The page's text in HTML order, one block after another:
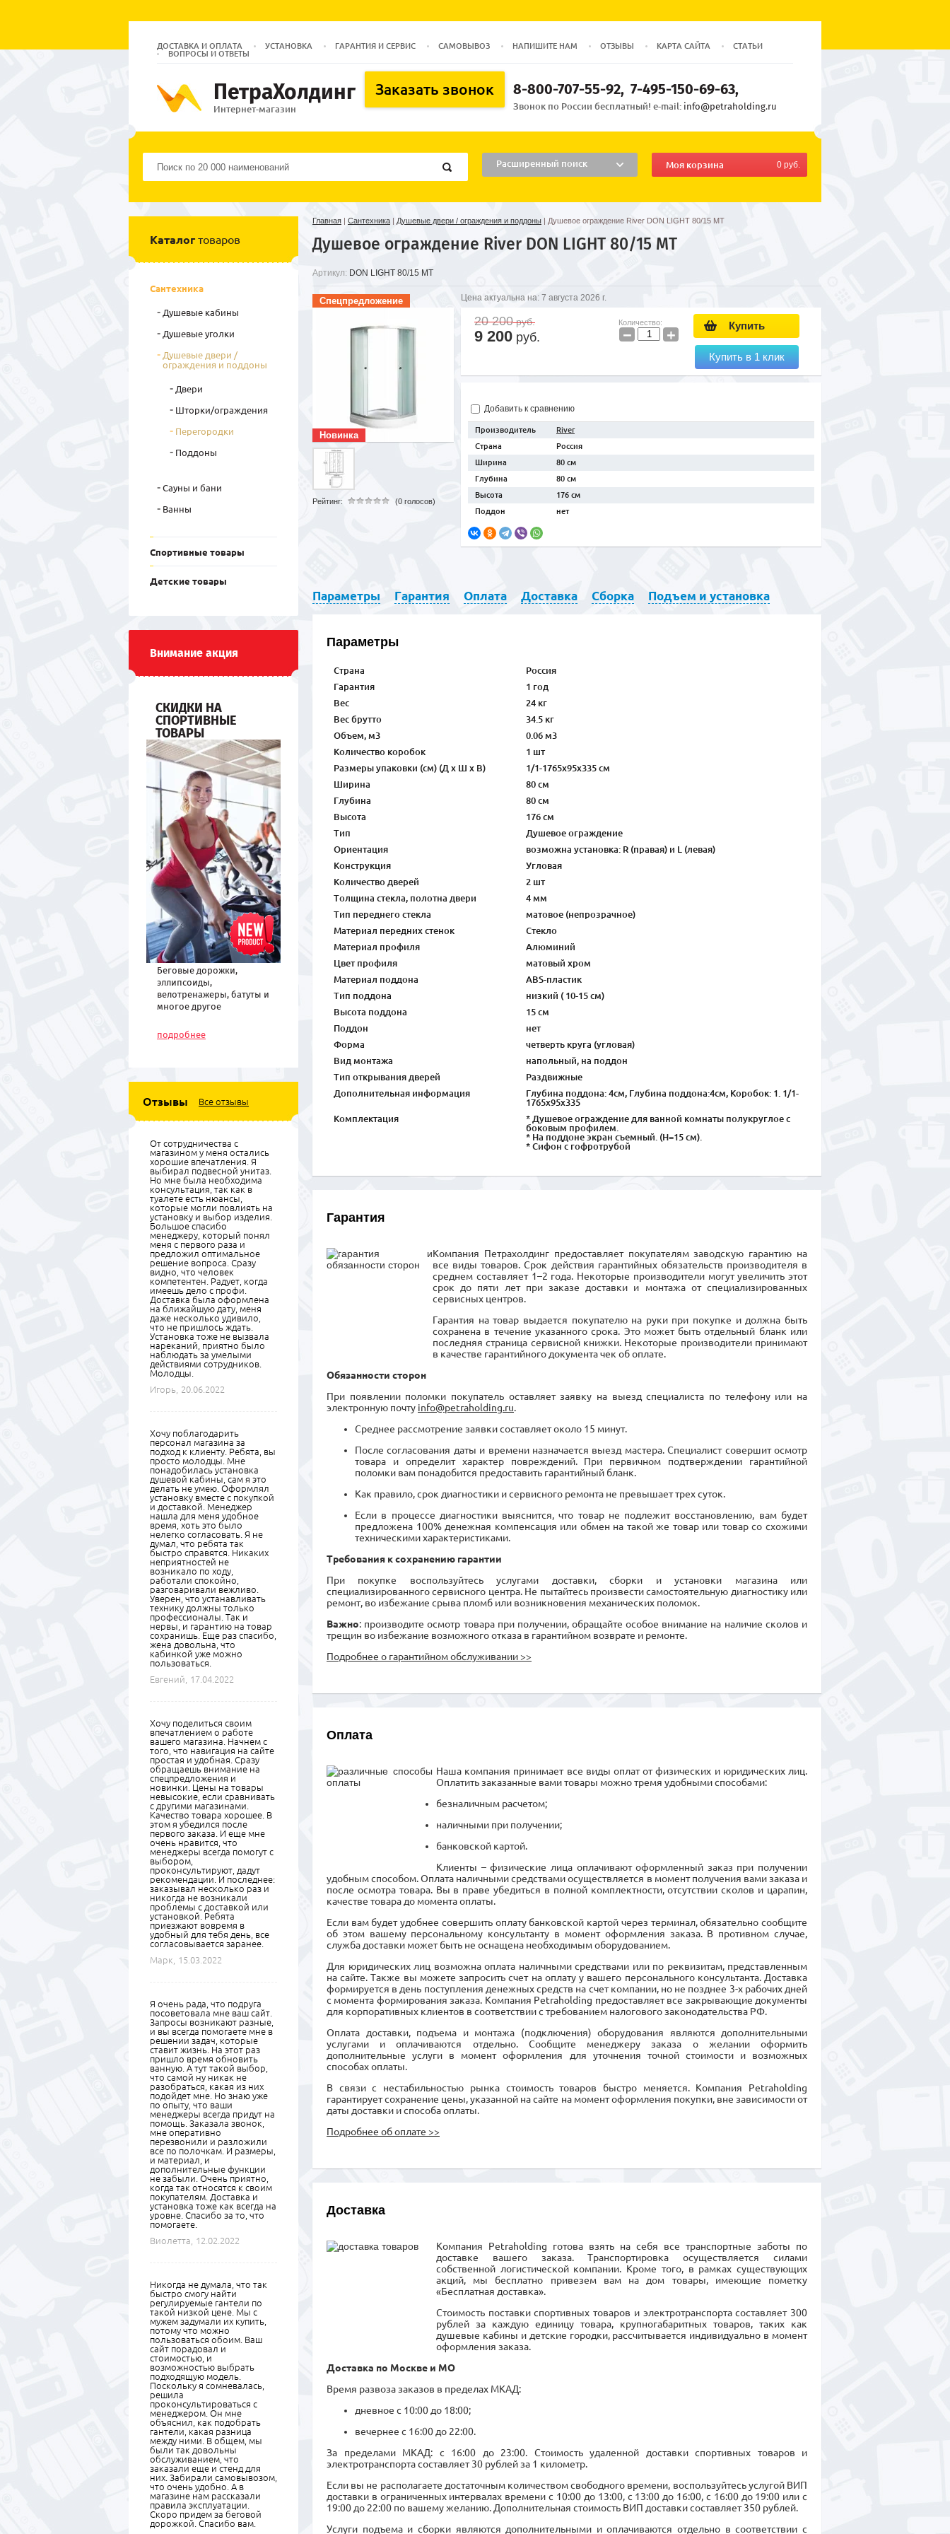
ДОСТАВКА И ОПЛАТА УСТАНОВКА ГАРАНТИЯ И СЕРВИС САМОВЫВОЗ НАПИШИТЕ НАМ ОТЗЫВЫ КАРТА САЙТА
СТАТЬИ
ВОПРОСЫ И ОТВЕТЫ
ПетраХолдинг
Интернет-магазин
Заказать звонок 8-800-707-55-92 7-495-150-69-63
Звонок по России бесплатный! e-mail: info@petraholding.ru
Расширенный поиск Моя корзина 0 руб.
Главная | Сантехника | Душевые двери / ограждения и поддоны | Душевое ограждение River DON LIGHT 80/15 МТ
Душевое ограждение River DON LIGHT 80/15 МТ
Артикул: DON LIGHT 80/15 МТ
Спецпредложение
Новинка
Рейтинг: (0 голосов)
Цена актуальна на: 7 августа 2026 г.
20 200руб.
9 200 руб.
Количество:
− + Купить
Купить в 1 клик
Добавить к сравнению
Производитель
River
Страна
Россия
Ширина
80 см
Глубина
80 см
Высота
176 см
Поддон
нет
Параметры Гарантия Оплата Доставка Сборка Подъем и установка
Параметры
Страна
Россия
Гарантия
1 год
Вес
24 кг
Вес брутто
34.5 кг
Объем, м3
0.06 м3
Количество коробок
1 шт
Размеры упаковки (см) (Д х Ш х В)
1/1-1765х95х335 см
Ширина
80 см
Глубина
80 см
Высота
176 см
Тип
Душевое ограждение
Ориентация
возможна установка: R (правая) и L (левая)
Конструкция
Угловая
Количество дверей
2 шт
Толщина стекла, полотна двери
4 мм
Тип переднего стекла
матовое (непрозрачное)
Материал передних стенок
Стекло
Материал профиля
Алюминий
Цвет профиля
матовый хром
Материал поддона
ABS-пластик
Тип поддона
низкий ( 10-15 см)
Высота поддона
15 см
Поддон
нет
Форма
четверть круга (угловая)
Вид монтажа
напольный, на поддон
Тип открывания дверей
Раздвижные
Дополнительная информация
Глубина поддона: 4см, Глубина поддона:4см, Коробок: 1. 1/1-
1765х95х335
Комплектация
* Душевое ограждение для ванной комнаты полукруглое с
боковым профилем.
* На поддоне экран съемный. (Н=15 см).
* Сифон с гофротрубой
Гарантия
Компания Петрахолдинг предоставляет покупателям заводскую гарантию на
все виды товаров. Срок действия гарантийных обязательств производителя в
среднем составляет 1–2 года. Некоторые производители могут увеличить этот
срок до пяти лет при заказе доставки и монтажа от специализированных
сервисных центров.
Гарантия на товар выдается покупателю на руки при покупке и должна быть
сохранена в течение указанного срока. Это может быть отдельный бланк или
последняя страница сервисной книжки. Некоторые производители принимают
в качестве гарантийного документа чек об оплате.
Обязанности сторон
При появлении поломки покупатель оставляет заявку на выезд специалиста по телефону или на
электронную почту info@petraholding.ru.
Среднее рассмотрение заявки составляет около 15 минут.
После согласования даты и времени назначается выезд мастера. Специалист совершит осмотр
товара и определит характер повреждений. При первичном подтверждении гарантийной
поломки вам понадобится предоставить гарантийный бланк.
Как правило, срок диагностики и сервисного ремонта не превышает трех суток.
Если в процессе диагностики выяснится, что товар не подлежит восстановлению, вам будет
предложена 100% денежная компенсация или обмен на такой же товар или товар со схожими
техническими характеристиками.
Требования к сохранению гарантии
При покупке воспользуйтесь услугами доставки, сборки и установки магазина или
специализированного сервисного центра. Не пытайтесь произвести самостоятельную диагностику или
ремонт, во избежание срыва пломб или возникновения механических поломок.
Важно: производите осмотр товара при получении, обращайте особое внимание на наличие сколов и
трещин во избежание возможного отказа в гарантийном возврате и ремонте.
Подробнее о гарантийном обслуживании >>
Оплата
Наша компания принимает все виды оплат от физических и юридических лиц.
Оплатить заказанные вами товары можно тремя удобными способами:
безналичным расчетом;
наличными при получении;
банковской картой.
Клиенты – физические лица оплачивают оформленный заказ при получении
удобным способом. Оплата наличными средствами осуществляется в момент получения вами заказа и
после осмотра товара. Вы в праве убедиться в полной комплектности, отсутствии сколов и царапин,
качестве товара до момента оплаты.
Если вам будет удобнее совершить оплату банковской картой через терминал, обязательно сообщите
об этом вашему персональному консультанту в момент оформления заказа. В противном случае,
служба доставки может быть не оснащена необходимым оборудованием.
Для юридических лиц возможна оплата наличными средствами или по реквизитам, представленным
на сайте. Также вы можете запросить счет на оплату у вашего персонального консультанта. Доставка
формируется в день поступления денежных средств на счет компании, но не позднее 3-х рабочих дней
с момента формирования заказа. Компания Petraholding предоставляет все закрывающие документы
для корпоративных клиентов в соответствии с требованием налогового законодательства РФ.
Оплата доставки, подъема и монтажа (подключения) оборудования являются дополнительными
услугами и оплачиваются отдельно. Сообщите менеджеру заказа о желании оформить
дополнительные услуги в момент оформления для уточнения точной стоимости и возможных
способах оплаты.
В связи с нестабильностью рынка стоимость товаров быстро меняется. Компания Petraholding
гарантирует сохранение цены, указанной на сайте на момент оформления покупки, вне зависимости от
даты доставки и способа оплаты.
Подробнее об оплате >>
Доставка
Компания Petraholding готова взять на себя все транспортные заботы по
доставке вашего заказа. Транспортировка осуществляется силами
собственной логистической компании. Кроме того, в рамках существующих
акций, мы бесплатно привезем вам на дом товары, имеющие пометку
«Бесплатная доставка».
Стоимость поставки спортивных товаров и электротранспорта составляет 300
рублей за каждую единицу товара, крупногабаритных товаров, таких как
душевые кабины и детские городки, рассчитывается индивидуально в момент
оформления заказа.
Доставка по Москве и МО
Время развоза заказов в пределах МКАД:
дневное с 10:00 до 18:00;
вечернее с 16:00 до 22:00.
За пределами МКАД: с 16:00 до 23:00. Стоимость удаленной доставки спортивных товаров и
электротранспорта составляет 30 рублей за 1 километр.
Если вы не располагаете достаточным количеством свободного времени, воспользуйтесь услугой ВИП
доставки в ограниченных интервалах времени с 10:00 до 13:00, с 13:00 до 16:00, с 16:00 до 19:00 или с
19:00 до 22:00 по вашему желанию. Дополнительная стоимость ВИП доставки составляет 350 рублей.
Услуги подъема и сборки являются дополнительными и оплачиваются отдельно в соответствии с
Каталог товаров
Сантехника
Душевые кабины
Душевые уголки
Душевые двери /
ограждения и поддоны
Двери
Шторки/ограждения
Перегородки
Поддоны
Сауны и бани
Ванны
Спортивные товары
Детские товары
Внимание акция
СКИДКИ НА
СПОРТИВНЫЕ
ТОВАРЫ
Беговые дорожки,
эллипсоиды,
велотренажеры, батуты и
многое другое
оборудование по низким
ценам
подробнее
Отзывы Все отзывы
От сотрудничества с
магазином у меня остались
хорошие впечатления. Я
выбирал подвесной унитаз.
Но мне была необходима
консультация, так как в
туалете есть нюансы,
которые могли повлиять на
установку и выбор изделия.
Большое спасибо
менеджеру, который понял
меня с первого раза и
предложил оптимальное
решение вопроса. Сразу
видно, что человек
компетентен. Радует, когда
имеешь дело с профи.
Доставка была оформлена
на ближайшую дату, меня
даже несколько удивило,
что не пришлось ждать.
Установка тоже не вызвала
нареканий, приятно было
наблюдать за умелыми
действиями сотрудников.
Молодцы.
Игорь,
20.06.2022
Хочу поблагодарить
персонал магазина за
подход к клиенту. Ребята, вы
просто молодцы. Мне
понадобилась установка
душевой кабины, сам я это
делать не умею. Оформлял
установку вместе с покупкой
и доставкой. Менеджер
нашла для меня удобное
время, хоть это было
нелегко согласовать. Я не
думал, что ребята так
быстро справятся. Никаких
неприятностей не
возникало по ходу,
работали спокойно,
разговаривали вежливо.
Уверен, что устанавливать
технику должны только
профессионалы. Так и
нервы, и гарантию на товар
сохранишь. Еще раз спасибо,
жена довольна, что
кабинкой уже можно
пользоваться.
Евгений,
17.04.2022
Хочу поделиться своим
впечатлением о работе
вашего магазина. Начнем с
того, что навигация на сайте
простая и удобная. Сразу
обращаешь внимание на
спецпредложения и
новинки. Цены на товары
невысокие, если сравнивать
с другими магазинами.
Качество товара хорошее. В
этом я убедился после
первого заказа. И еще мне
очень нравится, что
менеджеры всегда помогут с
выбором,
проконсультируют, дадут
рекомендации. И последнее:
заказывал несколько раз и
никогда не возникали
проблемы с доставкой или
установкой. Ребята
приезжают вовремя в
удобный для тебя день, все
согласовывается заранее.
Марк,
15.03.2022
Я очень рада, что подруга
посоветовала мне ваш сайт.
Запросы возникают разные,
и вы всегда помогаете мне в
решении задач, которые
ставит жизнь. На этот раз
пришло время обновить
ванную. А тут такой выбор,
что самой ну никак не
разобраться, какая из них
подойдет мне. Но знаю уже
по опыту, что ваши
менеджеры всегда придут на
помощь. Заказала звонок,
мне оперативно
перезвонили и разложили
все по полочкам. И размеры,
и материал, и
дополнительные функции
не забыли. Очень приятно,
когда так относятся к своим
покупателям. Доставка и
установка тоже как всегда на
уровне. Спасибо за то, что
помогаете.
Виолетта,
12.02.2022
Никогда не думала, что так
быстро смогу найти
регулируемые гантели по
такой низкой цене. Мы с
мужем задумали их купить,
потому что можно
пользоваться обоим. Ваш
сайт порадовал и
стоимостью, и
возможностью выбрать
подходящую модель.
Поскольку я сомневалась,
решила
проконсультироваться с
менеджером. Он мне
объяснил, как подобрать
гантели, какая разница
между ними. В общем, мы
были так довольны
обслуживанием, что
заказали еще и стенд для
них. Забирали самовывозом,
что очень удобно. А в
магазине нам рассказали
правила эксплуатации.
Скоро придем за беговой
дорожкой. Спасибо вам.